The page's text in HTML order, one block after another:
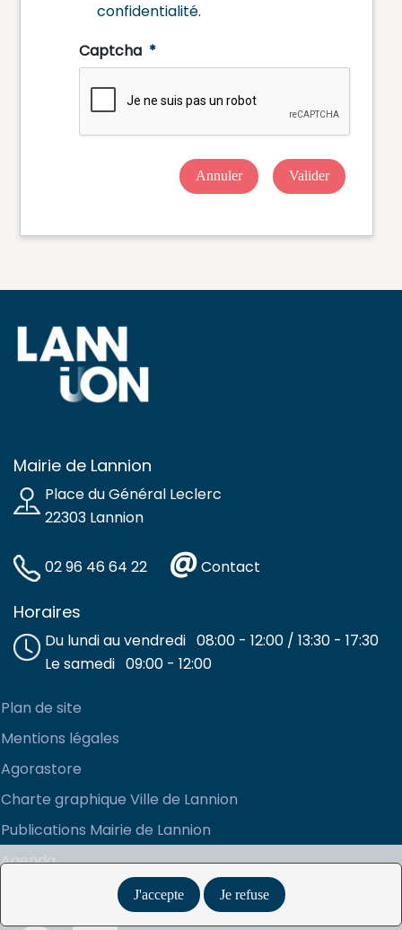
confidentialité.
*
Annuler Valider
Mairie de Lannion
Place du Général Leclerc
22303 Lannion
02 96 46 64 22 @Contact
Horaires
Du lundi au vendredi 08:00 - 12:00 / 13:30 - 17:30
Le samedi 09:00 - 12:00
Plan de site
Mentions légales
Agorastore
Charte graphique Ville de Lannion
Publications Mairie de Lannion
Agenda
J'accepte Je refuse